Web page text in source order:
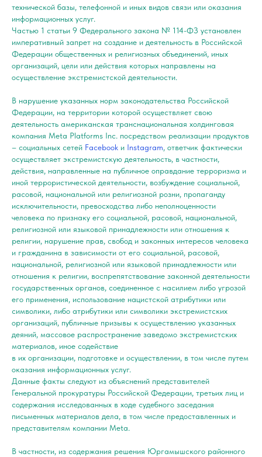
технической базы, телефонной и иных видов связи или оказания
информационных услуг.
Частью 1 статьи 9 Федерального закона № 114-ФЗ установлен
императивный запрет на создание и деятельность в Российской
Федерации общественных и религиозных объединений, иных
организаций, цели или действия которых направлены на
осуществление экстремистской деятельности.
В нарушение указанных норм законодательства Российской
Федерации, на территории которой осуществляет свою
деятельность американская транснациональная холдинговая
компания Meta Platforms Inc. посредством реализации продуктов
– социальных сетей Facebook и Instagram, ответчик фактически
осуществляет экстремистскую деятельность, в частности,
действия, направленные на публичное оправдание терроризма и
иной террористической деятельности, возбуждение социальной,
расовой, национальной или религиозной розни, пропаганду
исключительности, превосходства либо неполноценности
человека по признаку его социальной, расовой, национальной,
религиозной или языковой принадлежности или отношения к
религии, нарушение прав, свобод и законных интересов человека
и гражданина в зависимости от его социальной, расовой,
национальной, религиозной или языковой принадлежности или
отношения к религии, воспрепятствование законной деятельности
государственных органов, соединенное с насилием либо угрозой
его применения, использование нацистской атрибутики или
символики, либо атрибутики или символики экстремистских
организаций, публичные призывы к осуществлению указанных
деяний, массовое распространение заведомо экстремистских
материалов, иное содействие
в их организации, подготовке и осуществлении, в том числе путем
оказания информационных услуг.
Данные факты следуют из объяснений представителей
Генеральной прокуратуры Российской Федерации, третьих лиц и
содержания исследованных в ходе судебного заседания
письменных материалов дела, в том числе предоставленных и
представителям компании Meta.
В частности, из содержания решения Юргамышского районного